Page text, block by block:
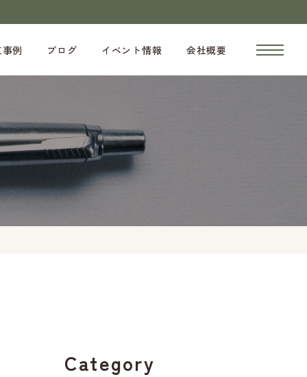
例 ブログ イベント情報 会社概要
Category